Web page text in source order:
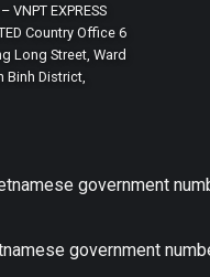
VNPT EXPRESS
Country Office 6
Long Street, Ward
Binh District,
government
government